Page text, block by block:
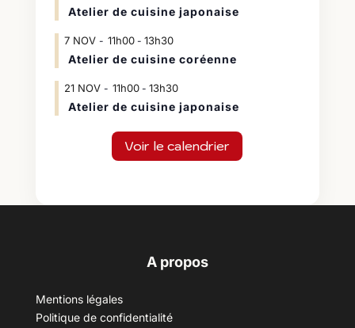
Atelier de cuisine japonaise
7 NOV 11h00- 13h30
Atelier de cuisine coréenne
21 NOV 11h00- 13h30
Atelier de cuisine japonaise
Voir le calendrier
A propos
Mentions légales
Politique de confidentialité